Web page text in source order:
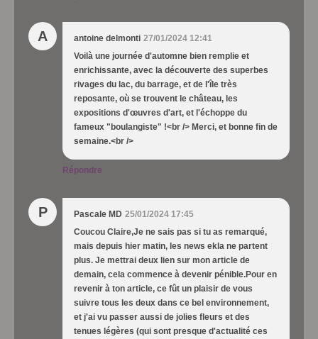
A antoine delmonti 27/01/2024 12:41
Voilà une journée d'automne bien remplie et
enrichissante, avec la découverte des superbes
rivages du lac, du barrage, et de l'île très
reposante, où se trouvent le château, les
expositions d'œuvres d'art, et l'échoppe du
fameux "boulangiste" !<br /> Merci, et bonne fin de
semaine.<br />
Répondre
P Pascale MD 25/01/2024 17:45
Coucou Claire,Je ne sais pas si tu as remarqué,
mais depuis hier matin, les news ekla ne partent
plus. Je mettrai deux lien sur mon article de
demain, cela commence à devenir pénible.Pour en
revenir à ton article, ce fût un plaisir de vous
suivre tous les deux dans ce bel environnement,
et j'ai vu passer aussi de jolies fleurs et des
tenues légères (qui sont presque d'actualité ces